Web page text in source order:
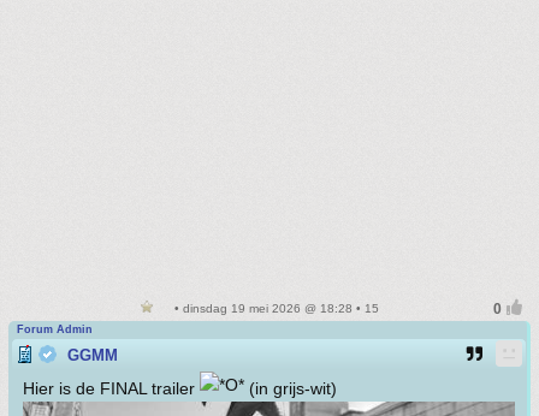
• dinsdag 19 mei 2026 @ 18:28 • 15
Forum Admin
GGMM
Hier is de FINAL trailer (in grijs-wit)